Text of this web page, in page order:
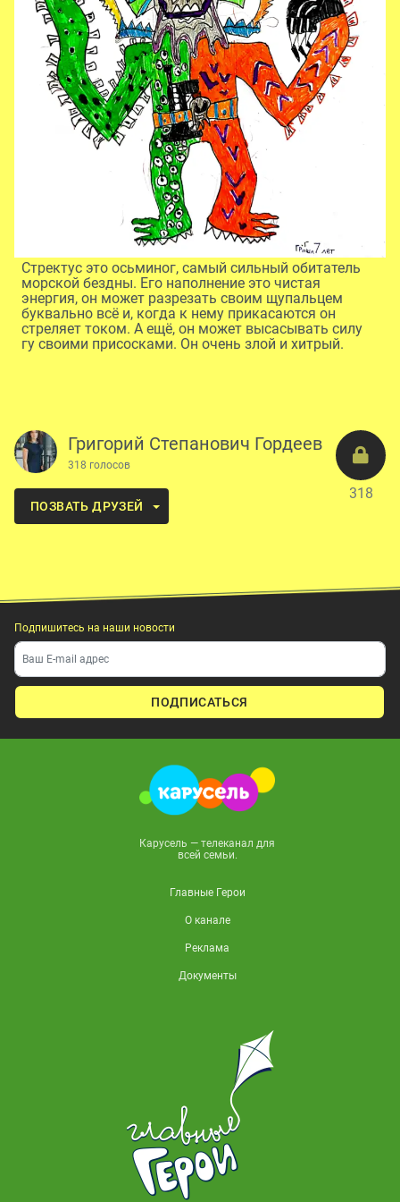
Стректус это осьминог, самый сильный обитатель
морской бездны. Его наполнение это чистая
энергия, он может разрезать своим щупальцем
буквально всё и, когда к нему прикасаются он
стреляет током. А ещё, он может высасывать силу
гу своими присосками. Он очень злой и хитрый.
318
Григорий Степанович Гордеев
318 голосов
ПОЗВАТЬ ДРУЗЕЙ
Подпишитесь на наши новости
ПОДПИСАТЬСЯ
Карусель — телеканал для
всей семьи.
Главные Герои
О канале
Реклама
Документы